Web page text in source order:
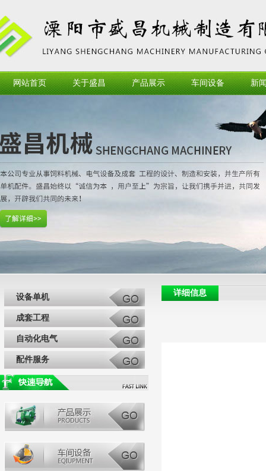
网站首页 关于盛昌 产品展示 车间设备 新
详细信息
设备单机
成套工程
自动化电气
配件服务